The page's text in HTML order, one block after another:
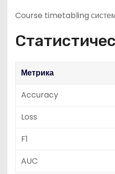
Course timetabling
Метрика
Accuracy
Loss
F1
AUC